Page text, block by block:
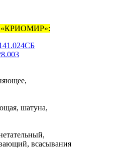
«КРИОМИР»:
шатуна,
всасывания